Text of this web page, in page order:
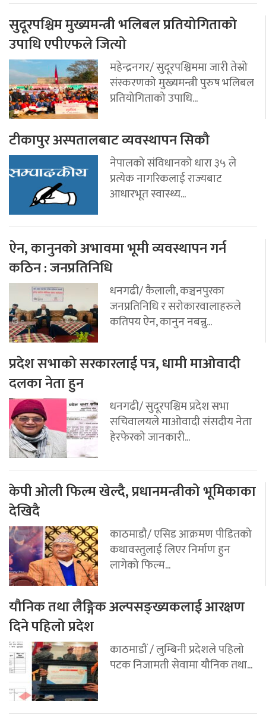
सुदूरपश्चिम मुख्यमन्त्री भलिबल प्रतियोगिताको
उपाधि एपीएफले जित्यो
महेन्द्रनगर/ सुदूरपश्चिममा जारी तेस्रो
संस्करणको मुख्यमन्त्री पुरुष भलिबल
प्रतियोगिताको उपाधि...
टीकापुर अस्पतालबाट व्यवस्थापन सिकौ
नेपालको संविधानको धारा ३५ ले
प्रत्येक नागरिकलाई राज्यबाट
आधारभूत स्वास्थ्य...
ऐन, कानुनको अभावमा भूमी व्यवस्थापन गर्न
कठिन : जनप्रतिनिधि
धनगढी/ कैलाली, कञ्चनपुरका
जनप्रतिनिधि र सरोकारवालाहरुले
कतिपय ऐन, कानुन नबन्नु...
प्रदेश सभाको सरकारलाई पत्र, धामी माओवादी
दलका नेता हुन
धनगढी/ सुदूरपश्चिम प्रदेश सभा
सचिवालयले माओवादी संसदीय नेता
हेरफेरको जानकारी...
केपी ओली फिल्म खेल्दै, प्रधानमन्त्रीको भूमिकाका
देखिदै
काठमाडौ/ एसिड आक्रमण पीडितको
कथावस्तुलाई लिएर निर्माण हुन
लागेको फिल्म...
यौनिक तथा लैङ्गिक अल्पसङ्ख्यकलाई आरक्षण
दिने पहिलो प्रदेश
काठमाडौं / लुम्बिनी प्रदेशले पहिलो
पटक निजामती सेवामा यौनिक तथा...